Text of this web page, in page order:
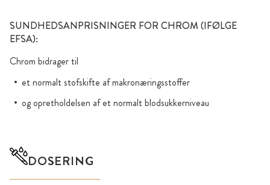
SUNDHEDSANPRISNINGER FOR CHROM (IFØLGE
EFSA):
Chrom bidrager til
et normalt stofskifte af makronæringsstoffer
og opretholdelsen af et normalt blodsukkerniveau
DOSERING